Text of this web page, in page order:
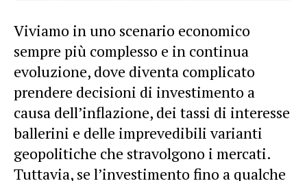
Viviamo in uno scenario economico
sempre più complesso e in continua
evoluzione, dove diventa complicato
prendere decisioni di investimento a
causa dell’inflazione, dei tassi di interesse
ballerini e delle imprevedibili varianti
geopolitiche che stravolgono i mercati.
Tuttavia, se l’investimento fino a qualche